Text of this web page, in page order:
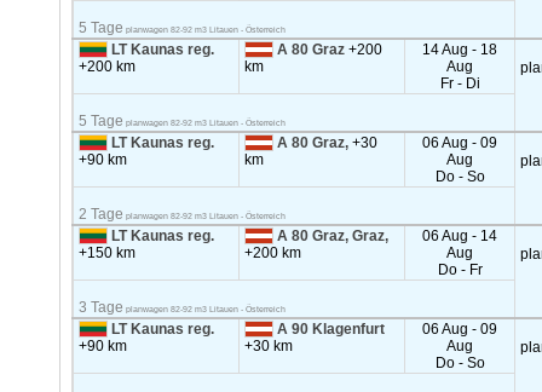
5 Tage planwagen 82-92 m3 Litauen - Österreich
LT Kaunas reg.
+200 km
A 80 Graz+200
km
14 Aug - 18
Aug
Fr - Di
5 Tage planwagen 82-92 m3 Litauen - Österreich
LT Kaunas reg.
+90 km
A 80 Graz,+30
km
06 Aug - 09
Aug
Do - So
2 Tage planwagen 82-92 m3 Litauen - Österreich
LT Kaunas reg.
+150 km
A 80 Graz, Graz,
+200 km
06 Aug - 14
Aug
Do - Fr
3 Tage planwagen 82-92 m3 Litauen - Österreich
LT Kaunas reg.
+90 km
A 90 Klagenfurt
+30 km
06 Aug - 09
Aug
Do - So